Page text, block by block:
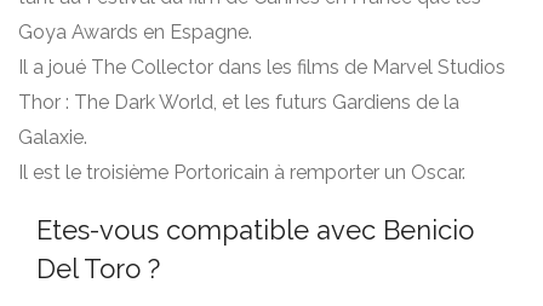
Goya Awards en Espagne.
Il a joué The Collector dans les films de Marvel Studios
Thor : The Dark World, et les futurs Gardiens de la
Galaxie.
Il est le troisième Portoricain à remporter un Oscar.
Etes-vous compatible avec Benicio
Del Toro ?